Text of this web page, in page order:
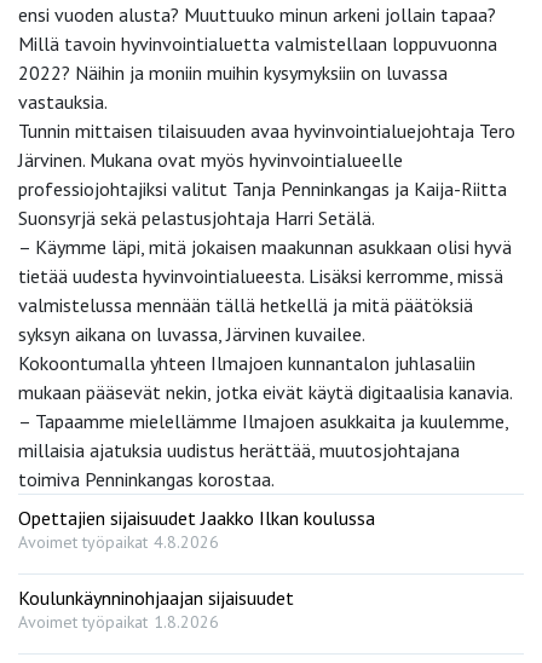
ensi vuoden alusta? Muuttuuko minun arkeni jollain tapaa?
Millä tavoin hyvinvointialuetta valmistellaan loppuvuonna
2022? Näihin ja moniin muihin kysymyksiin on luvassa
vastauksia.
Tunnin mittaisen tilaisuuden avaa hyvinvointialuejohtaja Tero
Järvinen. Mukana ovat myös hyvinvointialueelle
professiojohtajiksi valitut Tanja Penninkangas ja Kaija-Riitta
Suonsyrjä sekä pelastusjohtaja Harri Setälä.
– Käymme läpi, mitä jokaisen maakunnan asukkaan olisi hyvä
tietää uudesta hyvinvointialueesta. Lisäksi kerromme, missä
valmistelussa mennään tällä hetkellä ja mitä päätöksiä
syksyn aikana on luvassa, Järvinen kuvailee.
Kokoontumalla yhteen Ilmajoen kunnantalon juhlasaliin
mukaan pääsevät nekin, jotka eivät käytä digitaalisia kanavia.
– Tapaamme mielellämme Ilmajoen asukkaita ja kuulemme,
millaisia ajatuksia uudistus herättää, muutosjohtajana
toimiva Penninkangas korostaa.
Opettajien sijaisuudet Jaakko Ilkan koulussa
Avoimet työpaikat 4.8.2026
Koulunkäynninohjaajan sijaisuudet
Avoimet työpaikat 1.8.2026